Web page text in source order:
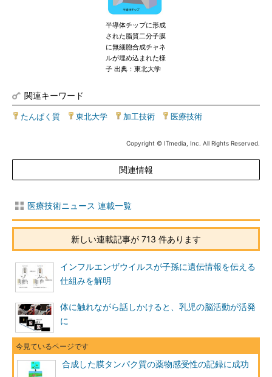
半導体チップに形成
された脂質二分子膜
に無細胞合成チャネ
ルが埋め込まれた様
子 出典：東北大学
関連キーワード
たんぱく質 東北大学 加工技術 医療技術
Copyright © ITmedia, Inc. All Rights Reserved.
関連情報
医療技術ニュース 連載一覧
新しい連載記事が 713 件あります
インフルエンザウイルスが子孫に遺伝情報を伝える
仕組みを解明
体に触れながら話しかけると、乳児の脳活動が活発
に
合成した膜タンパク質の薬物感受性の記録に成功